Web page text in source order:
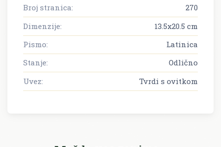
Broj stranica:
270
Dimenzije:
13.5x20.5 cm
Pismo:
Latinica
Stanje:
Odlično
Uvez:
Tvrdi s ovitkom